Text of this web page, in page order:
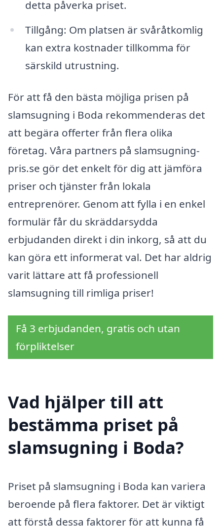
detta påverka priset.
Tillgång: Om platsen är svåråtkomlig
kan extra kostnader tillkomma för
särskild utrustning.
För att få den bästa möjliga prisen på
slamsugning i Boda rekommenderas det
att begära offerter från flera olika
företag. Våra partners på slamsugning-
pris.se gör det enkelt för dig att jämföra
priser och tjänster från lokala
entreprenörer. Genom att fylla i en enkel
formulär får du skräddarsydda
erbjudanden direkt i din inkorg, så att du
kan göra ett informerat val. Det har aldrig
varit lättare att få professionell
slamsugning till rimliga priser!
Få 3 erbjudanden, gratis och utan
förpliktelser
Vad hjälper till att
bestämma priset på
slamsugning i Boda?
Priset på slamsugning i Boda kan variera
beroende på flera faktorer. Det är viktigt
att förstå dessa faktorer för att kunna få